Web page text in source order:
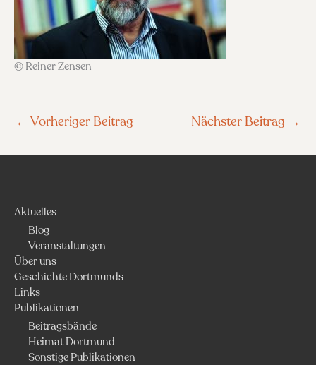
© Reiner Zensen
← Vorheriger Beitrag Nächster Beitrag →
Aktuelles
Blog
Veranstaltungen
Über uns
Geschichte Dortmunds
Links
Publikationen
Beitragsbände
Heimat Dortmund
Sonstige Publikationen